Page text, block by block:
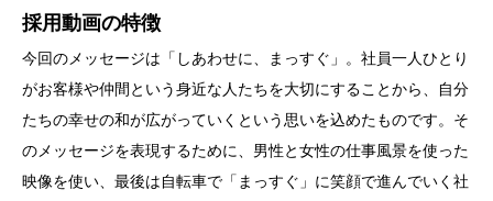
採用動画の特徴
今回のメッセージは「しあわせに、まっすぐ」。社員一人ひとり
がお客様や仲間という身近な人たちを大切にすることから、自分
たちの幸せの和が広がっていくという思いを込めたものです。そ
のメッセージを表現するために、男性と女性の仕事風景を使った
映像を使い、最後は自転車で「まっすぐ」に笑顔で進んでいく社